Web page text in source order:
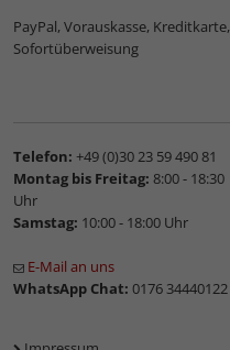
PayPal, Vorauskasse,
Sofortüberweisung
Telefon: +49 (0)30 23 59 490 81
Montag bis Freitag: 8:00 - 18:30
Uhr
Samstag: 10:00 - 18:00 Uhr
E-Mail an uns
WhatsApp Chat: 0176 34440122